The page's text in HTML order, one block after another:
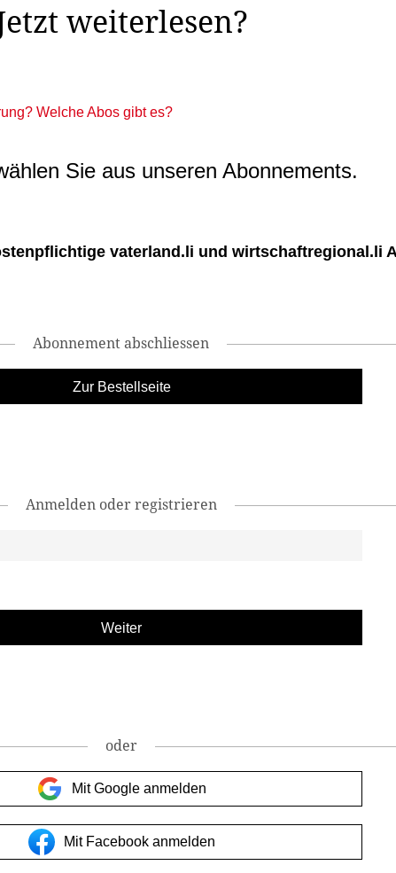
weiterlesen?
Welche Abos gibt es?
Sie aus unseren Abonnements.
vaterland.li und wirtschaftregional.li
Abonnement abschliessen
Zur Bestellseite
Anmelden oder registrieren
oder
Mit Google anmelden
Mit Facebook anmelden